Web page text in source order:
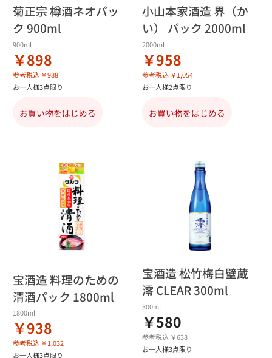
菊正宗 樽酒ネオパッ
ク 900ml
900ml
￥898
参考税込 ￥988
お一人様3点限り
お買い物をはじめる
小山本家酒造 界（か
い） パック 2000ml
2000ml
￥958
参考税込 ￥1,054
お一人様2点限り
お買い物をはじめる
宝酒造 料理のための
清酒パック 1800ml
1800ml
￥938
参考税込 ￥1,032
お一人様3点限り
宝酒造 松竹梅白壁蔵
澪 CLEAR 300ml
300ml
￥580
参考税込 ￥638
お一人様3点限り